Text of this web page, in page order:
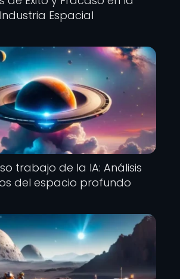
Industria Espacial
trabajo de la IA: Análisis
del espacio profundo